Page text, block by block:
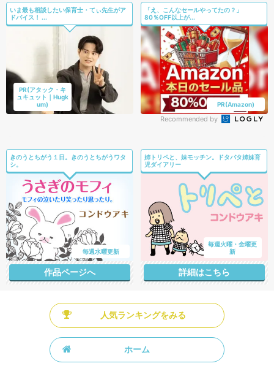
いま最も相談したい保育士・てぃ先生がア
ドバイス！ ...
PR(アタック・キ
ュキュット｜Hugk
um)
「え、こんなセールやってたの？」
80％OFF以上が...
PR(Amazon)
Recommended by
きのうとちがう１日。きのうとちがうワタ
シ。
毎週水曜更新
作品ページへ
姉トリペと、妹モッチン。ドタバタ姉妹育
児ダイアリー
毎週火曜・金曜更
新
詳細はこちら
人気ランキングをみる
ホーム